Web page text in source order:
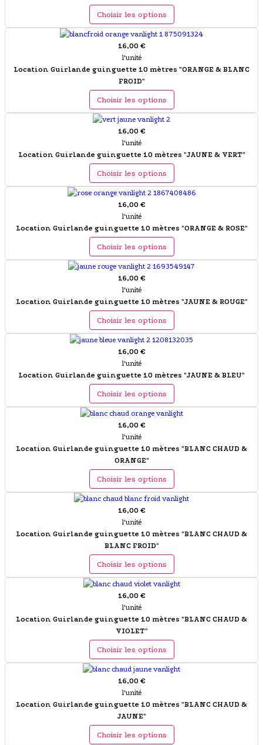
Choisir les options
16,00 €
l'unité
Location Guirlande guinguette 10 mètres "ORANGE & BLANC
FROID"
Choisir les options
16,00 €
l'unité
Location Guirlande guinguette 10 mètres "JAUNE & VERT"
Choisir les options
16,00 €
l'unité
Location Guirlande guinguette 10 mètres "ORANGE & ROSE"
Choisir les options
16,00 €
l'unité
Location Guirlande guinguette 10 mètres "JAUNE & ROUGE"
Choisir les options
16,00 €
l'unité
Location Guirlande guinguette 10 mètres "JAUNE & BLEU"
Choisir les options
16,00 €
l'unité
Location Guirlande guinguette 10 mètres "BLANC CHAUD &
ORANGE"
Choisir les options
16,00 €
l'unité
Location Guirlande guinguette 10 mètres "BLANC CHAUD &
BLANC FROID"
Choisir les options
16,00 €
l'unité
Location Guirlande guinguette 10 mètres "BLANC CHAUD &
VIOLET"
Choisir les options
16,00 €
l'unité
Location Guirlande guinguette 10 mètres "BLANC CHAUD &
JAUNE"
Choisir les options